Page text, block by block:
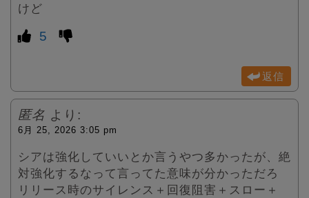
けど
5
返信
匿名 より:
6月 25, 2026 3:05 pm
シアは強化していいとか言うやつ多かったが、絶
対強化するなって言ってた意味が分かっただろ
リリース時のサイレンス＋回復阻害＋スロー＋